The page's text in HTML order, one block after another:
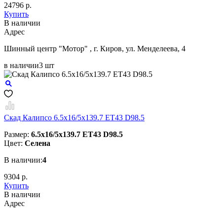
24796 р.
Купить
В наличии
Aдрес
Шинный центр "Мотор" , г. Киров, ул. Менделеева, 4
в наличии3 шт
Скад Калипсо 6.5x16/5x139.7 ET43 D98.5
Размер: 6.5x16/5x139.7 ET43 D98.5
Цвет: Селена
В наличии:4
9304 р.
Купить
В наличии
Aдрес